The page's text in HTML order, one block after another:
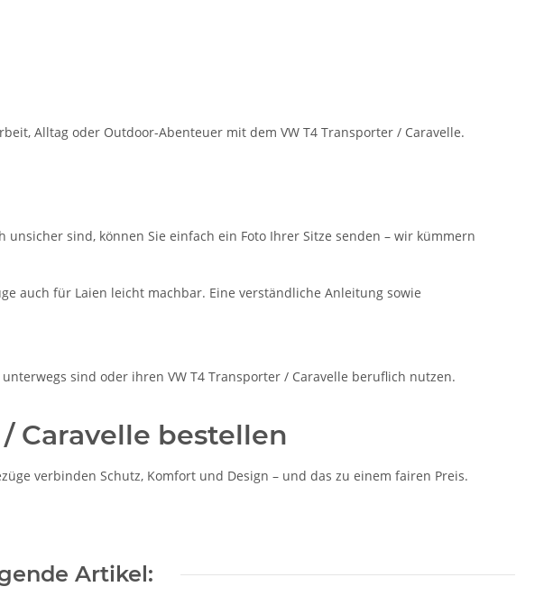
Alltag oder Outdoor-Abenteuer mit dem VW T4 Transporter / Caravelle.
sind, können Sie einfach ein Foto Ihrer Sitze senden – wir kümmern
auch für Laien leicht machbar. Eine verständliche Anleitung sowie
sind oder ihren VW T4 Transporter / Caravelle beruflich nutzen.
Caravelle bestellen
verbinden Schutz, Komfort und Design – und das zu einem fairen Preis.
Artikel: